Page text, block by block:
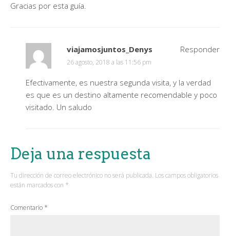
Gracias por esta guía.
viajamosjuntos_Denys
26 agosto, 2018 a las 11:56 pm
Efectivamente, es nuestra segunda visita, y la verdad
es que es un destino altamente recomendable y poco
visitado. Un saludo
Responder
Deja una respuesta
Tu dirección de correo electrónico no será publicada. Los campos obligatorios
están marcados con *
Comentario *